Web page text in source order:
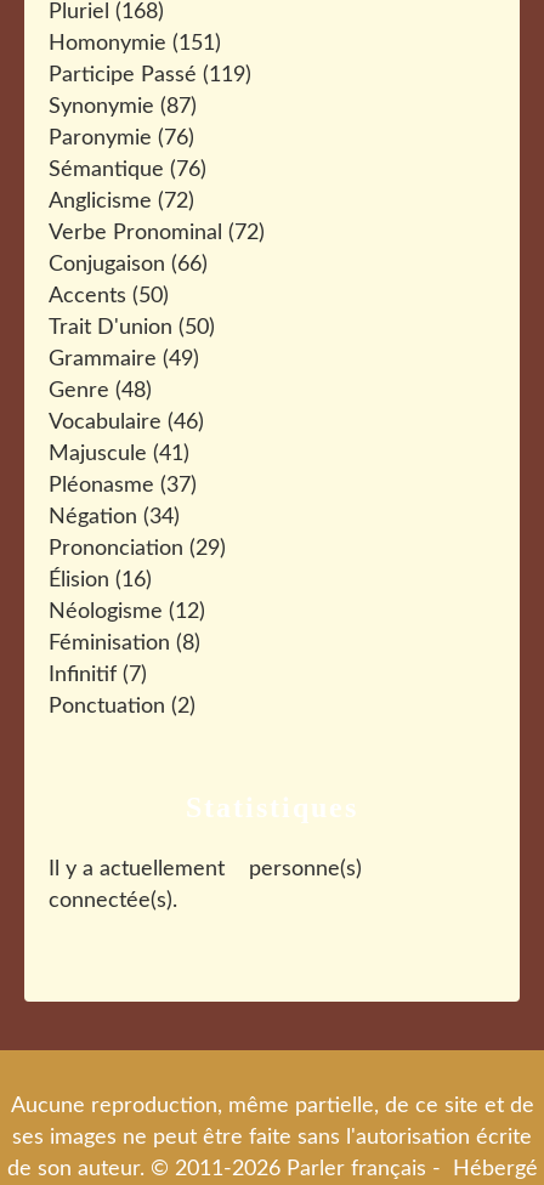
Pluriel (168)
Homonymie (151)
Participe Passé (119)
Synonymie (87)
Paronymie (76)
Sémantique (76)
Anglicisme (72)
Verbe Pronominal (72)
Conjugaison (66)
Accents (50)
Trait D'union (50)
Grammaire (49)
Genre (48)
Vocabulaire (46)
Majuscule (41)
Pléonasme (37)
Négation (34)
Prononciation (29)
Élision (16)
Néologisme (12)
Féminisation (8)
Infinitif (7)
Ponctuation (2)
Statistiques
Il y a actuellement
personne(s)
connectée(s).
Aucune reproduction, même partielle, de ce site et de
ses images ne peut être faite sans l'autorisation écrite
de son auteur. © 2011-2026 Parler français - Hébergé